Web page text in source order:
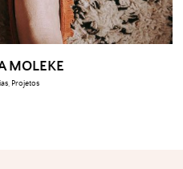
MOLEKE
, Projetos